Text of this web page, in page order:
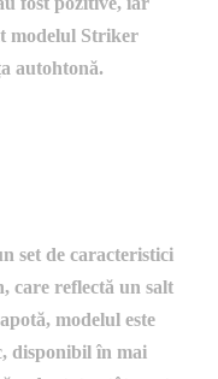
modelul Striker
autohtonă.
set de caracteristici
care reflectă un salt
modelul este
disponibil în mai